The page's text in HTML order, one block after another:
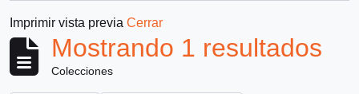
Imprimir vista previa Cerrar
Mostrando 1 resultados
Colecciones